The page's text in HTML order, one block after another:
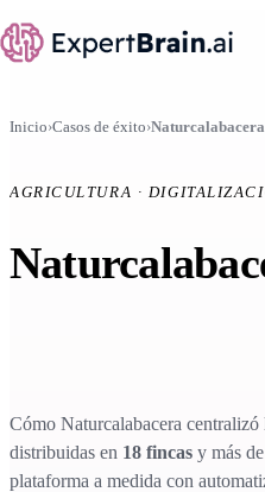
Inicio›Casos de éxito›Naturcalabacera
AGRICULTURA ·
Cómo Naturcalabacera centralizó
distribuidas en 18 fincas y más de
plataforma a medida con